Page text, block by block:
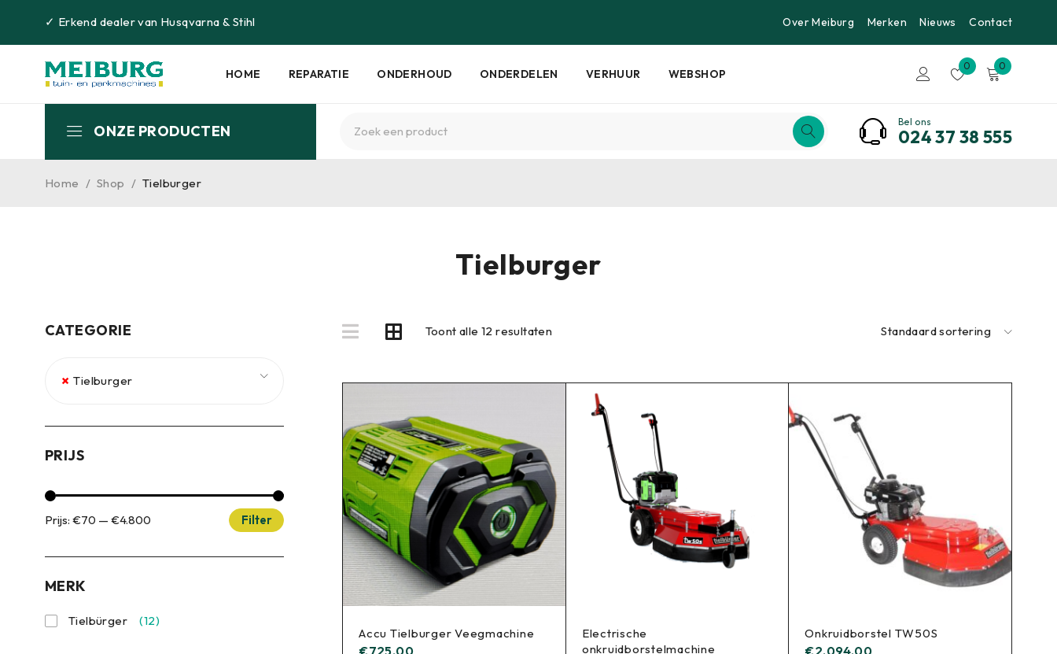
✓ Erkend dealer van Husqvarna &Stihl Over Meiburg Merken Nieuws Contact
HOME REPARATIE ONDERHOUD ONDERDELEN VERHUUR WEBSHOP
0 0
ONZE PRODUCTEN
Bel ons
024 37 38 555
Tielburger
Home / Shop / Tielburger
CATEGORIE
× Tielburger
PRIJS
Filter
Prijs: €70 — €4.800
MERK
Tielbürger (12)
Toont alle 12 resultaten Standaard sortering
Accu Tielburger Veegmachine
€725,00
Electrische
onkruidborstelmachine
Onkruidborstel TW50S
€2.094,00